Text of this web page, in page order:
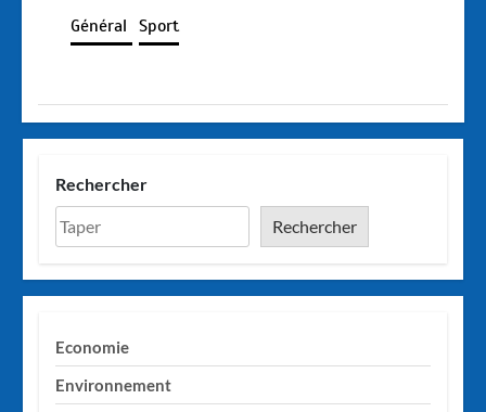
Général Sport
Rechercher
Rechercher
Economie
Environnement